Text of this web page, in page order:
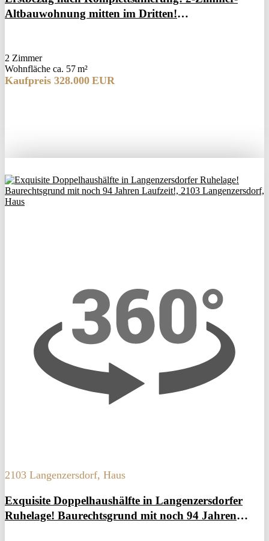
Altbauwohnung mitten im Dritten!
2 Zimmer
Wohnfläche ca. 57 m²
Kaufpreis 328.000 EUR
2103 Langenzersdorf, Haus
Exquisite Doppelhaushälfte in Langenzersdorfer
Ruhelage! Baurechtsgrund mit noch 94 Jahren